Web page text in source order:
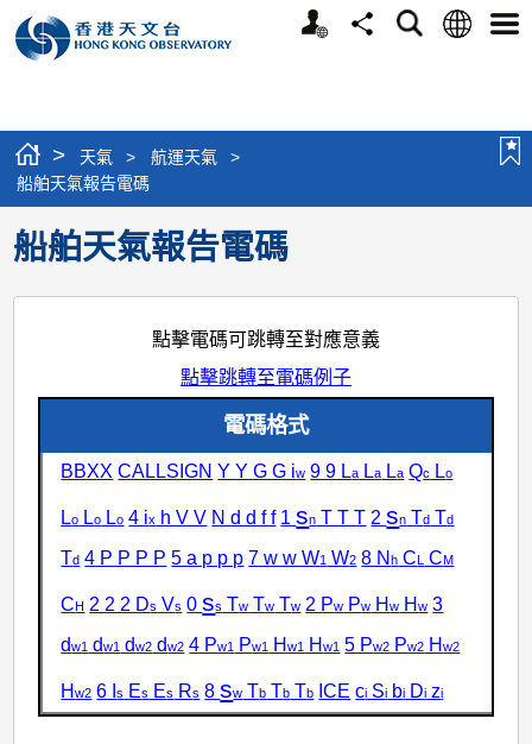
個
分
搜
語
選
> 天氣 > 航運天氣
>
船舶天氣報告電碼
船舶天氣報告電碼
點擊電碼可跳轉至對應意義
點擊跳轉至電碼例子
電碼格式
BBXX CALLSIGN Y Y G G iw 9 9 La La La Qc Lo
Lo Lo Lo 4 ix h V V N d d f f 1sn T T T 2sn Td Td
Td 4 P P P P 5 a p p p 7 w w W1 W2 8 Nh CL CM
CH 2 2 2 Ds Vs 0ss Tw Tw Tw 2 Pw Pw Hw Hw 3
dw1 dw1 dw2 dw2 4 Pw1 Pw1 Hw1 Hw1 5 Pw2 Pw2 Hw2
Hw2 6 Is Es Es Rs 8sw Tb Tb Tb ICE ci Si bi Di zi